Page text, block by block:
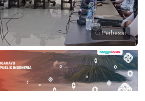
Perbesar